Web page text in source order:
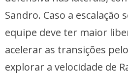
Sandro. Caso a escalação
equipe deve ter maior
acelerar as transições
explorar a velocidade de